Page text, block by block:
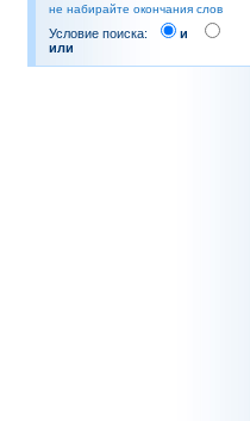
не набирайте окончания слов
Условие поиска:
и
или